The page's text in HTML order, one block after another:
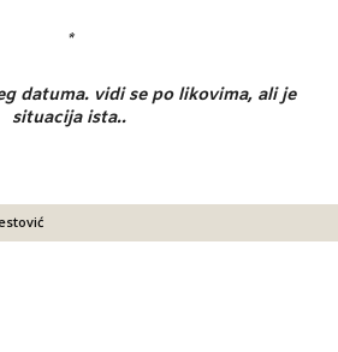
*
datuma. vidi se po likovima, ali je
situacija ista..